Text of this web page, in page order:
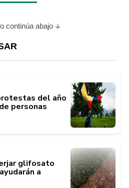
continúa abajo
del año
personas
glifosato
a